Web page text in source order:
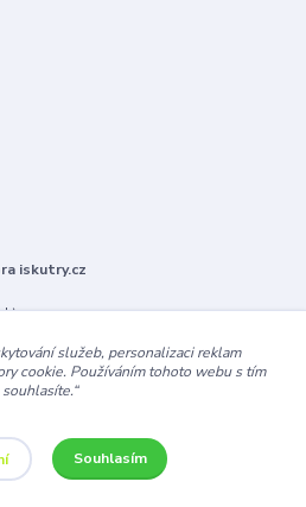
iskutry.cz
služeb, personalizaci reklam
cookie. Používáním tohoto webu s tím
souhlasíte.“
Souhlasím